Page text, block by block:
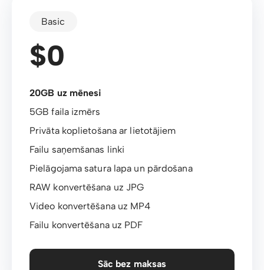
Basic
$0
20GB uz mēnesi
5GB faila izmērs
Privāta koplietošana ar lietotājiem
Failu saņemšanas linki
Pielāgojama satura lapa un pārdošana
RAW konvertēšana uz JPG
Video konvertēšana uz MP4
Failu konvertēšana uz PDF
Sāc bez maksas